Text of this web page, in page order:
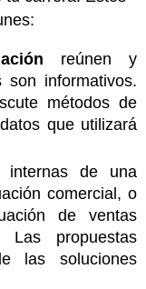
reúnen y
son informativos.
métodos de
que utilizará
de una
comercial, o
de ventas
Las propuestas
las soluciones